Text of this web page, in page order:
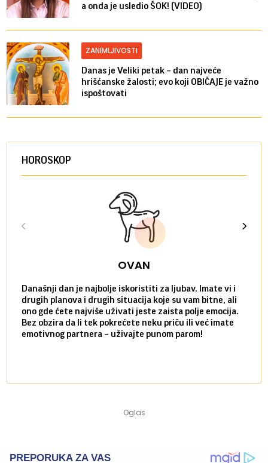
a onda je usledio ŠOK! (VIDEO)
ZANIMLJIVOSTI
Danas je Veliki petak – dan najveće
hrišćanske žalosti; evo koji OBIČAJE je važno
ispoštovati
HOROSKOP
OVAN
Današnji dan je najbolje iskoristiti za ljubav. Imate vi i
drugih planova i drugih situacija koje su vam bitne, ali
ono gde ćete najviše uživati jeste zaista polje emocija.
Bez obzira da li tek pokrećete neku priču ili već imate
emotivnog partnera – uživajte punom parom!